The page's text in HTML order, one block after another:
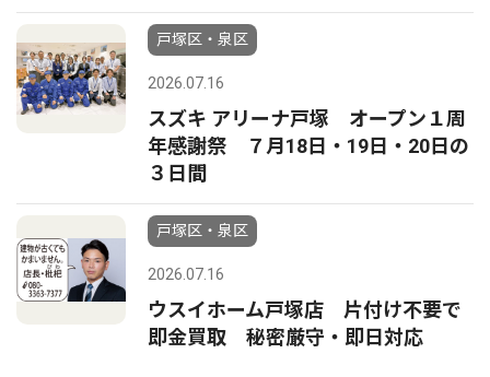
戸塚区・泉区
2026.07.16
スズキ アリーナ戸塚 オープン１周
年感謝祭 ７月18日・19日・20日の
３日間
戸塚区・泉区
2026.07.16
ウスイホーム戸塚店 片付け不要で
即金買取 秘密厳守・即日対応